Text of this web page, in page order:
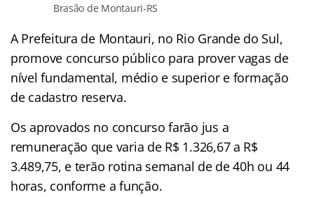
Brasão de Montauri-RS
A Prefeitura de Montauri, no Rio Grande do Sul,
promove concurso público para prover vagas de
nível fundamental, médio e superior e formação
de cadastro reserva.
Os aprovados no concurso farão jus a
remuneração que varia de R$ 1.326,67 a R$
3.489,75, e terão rotina semanal de de 40h ou 44
horas, conforme a função.